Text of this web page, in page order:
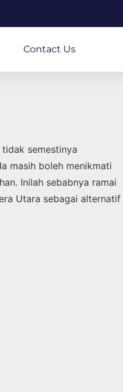
Contact Us
semestinya
masih boleh menikmati
Inilah sebabnya ramai
Utara sebagai alternatif